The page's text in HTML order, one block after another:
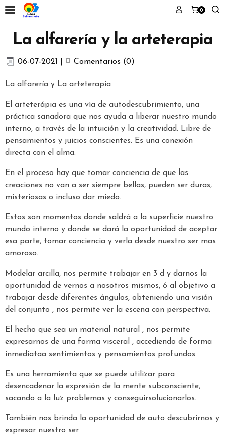
0
La alfarería y la arteterapia
06-07-2021 Comentarios (0)
La alfarería y La arteterapia
El arteterápia es una vía de autodescubrimiento, una
práctica sanadora que nos ayuda a liberar nuestro mundo
interno, a través de la intuición y la creatividad. Libre de
pensamientos y juicios conscientes. Es una conexión
directa con el alma.
En el proceso hay que tomar conciencia de que las
creaciones no van a ser siempre bellas, pueden ser duras,
misteriosas o incluso dar miedo.
Estos son momentos donde saldrá a la superficie nuestro
mundo interno y donde se dará la oportunidad de aceptar
esa parte, tomar conciencia y verla desde nuestro ser mas
amoroso.
Modelar arcilla, nos permite trabajar en 3 d y darnos la
oportunidad de vernos a nosotros mismos, ó al objetivo a
trabajar desde diferentes ángulos, obteniendo una visión
del conjunto , nos permite ver la escena con perspectiva.
El hecho que sea un material natural , nos permite
expresarnos de una forma visceral , accediendo de forma
inmediataa sentimientos y pensamientos profundos.
Es una herramienta que se puede utilizar para
desencadenar la expresión de la mente subconsciente,
sacando a la luz problemas y conseguirsolucionarlos.
También nos brinda la oportunidad de auto descubrirnos y
expresar nuestro ser.